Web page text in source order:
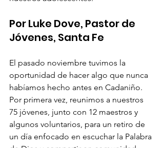
Por Luke Dove, Pastor de
Jóvenes, Santa Fe
El pasado noviembre tuvimos la
oportunidad de hacer algo que nunca
habíamos hecho antes en Cadaniño.
Por primera vez, reunimos a nuestros
75 jóvenes, junto con 12 maestros y
algunos voluntarios, para un retiro de
un día enfocado en escuchar la Palabra